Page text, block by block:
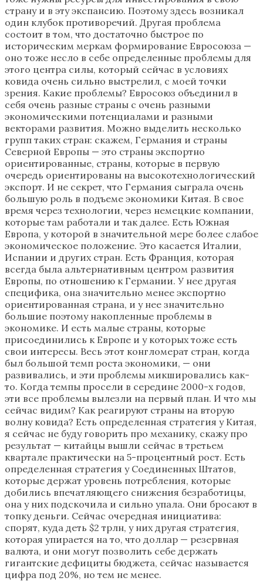
страну и в эту экспансию. Поэтому здесь возникал
один клубок противоречий. Другая проблема
состоит в том, что достаточно быстрое по
историческим меркам формирование Евросоюза —
оно тоже несло в себе определенные проблемы для
этого центра силы, который сейчас в условиях
ковида очень сильно выстрелил, с моей точки
зрения. Какие проблемы? Евросоюз объединил в
себя очень разные страны с очень разными
экономическими потенциалами и разными
векторами развития. Можно выделить несколько
групп таких стран: скажем, Германия и страны
Северной Европы — это страны экспортно
ориентированные, страны, которые в первую
очередь ориентированы на высокотехнологический
экспорт. И не секрет, что Германия сыграла очень
большую роль в подъеме экономики Китая. В свое
время через технологии, через немецкие компании,
которые там работали и так далее. Есть Южная
Европа, у которой в значительной мере более слабое
экономическое положение. Это касается Италии,
Испании и других стран. Есть Франция, которая
всегда была альтернативным центром развития
Европы, по отношению к Германии. У нее другая
специфика, она значительно менее экспортно
ориентированная страна, и у нее значительно
большие поэтому накопленные проблемы в
экономике. И есть малые страны, которые
присоединились к Европе и у которых тоже есть
свои интересы. Весь этот конгломерат стран, когда
был большой темп роста экономики, — они
развивались, и эти проблемы микшировались как-
то. Когда темпы просели в середине 2000-х годов,
эти все проблемы вылезли на первый план. И что мы
сейчас видим? Как реагируют страны на вторую
волну ковида? Есть определенная стратегия у Китая,
я сейчас не буду говорить про механику, скажу про
результат — китайцы вышли сейчас в третьем
квартале практически на 5-процентный рост. Есть
определенная стратегия у Соединенных Штатов,
которые держат уровень потребления, которые
добились впечатляющего снижения безработицы,
она у них подскочила и сильно упала. Они бросают в
топку деньги. Сейчас очередная инициатива:
спорят, куда деть $2 трлн, у них другая стратегия,
которая упирается на то, что доллар — резервная
валюта, и они могут позволить себе держать
гигантские дефициты бюджета, сейчас называется
цифра под 20%, но тем не менее.